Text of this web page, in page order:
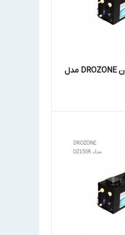
دستگاه تزریق اوزون DROZONE مدل